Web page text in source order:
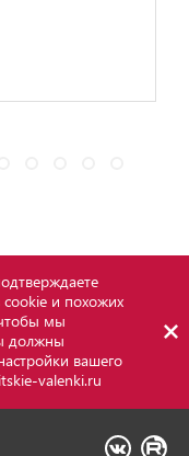
cookie и похожих
мы
должны
вашего
valenki.ru